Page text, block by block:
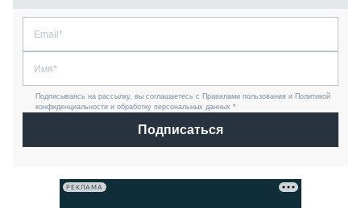
Подписываясь на рассылку, вы соглашаетесь с Правилами пользования и Политикой
конфиденциальности и обработку персональных данных *
Подписаться
РЕКЛАМА